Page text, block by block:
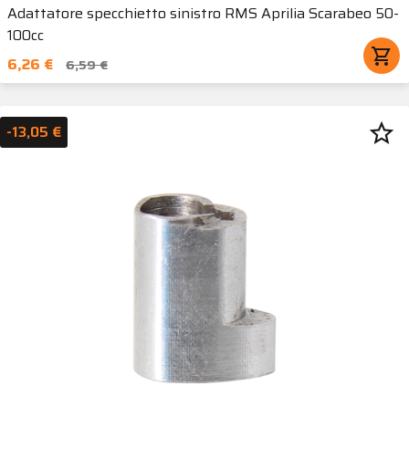
Adattatore specchietto sinistro RMS Aprilia Scarabeo 50-
100cc
6,26 €
6,59 € shopping_cart
-13,05 € star_border